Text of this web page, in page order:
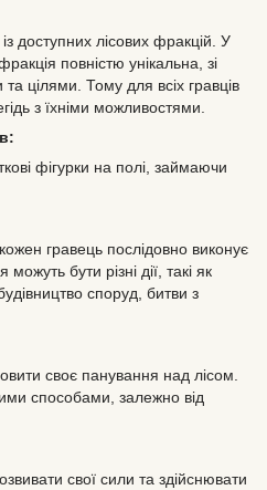
доступних лісових фракцій. У
повністю унікальна, зі
цілями. Тому для всіх гравців
з їхніми можливостями.
фігурки на полі, займаючи
гравець послідовно виконує
бути різні дії, такі як
споруд, битви з
своє панування над лісом.
способами, залежно від
свої сили та здійснювати